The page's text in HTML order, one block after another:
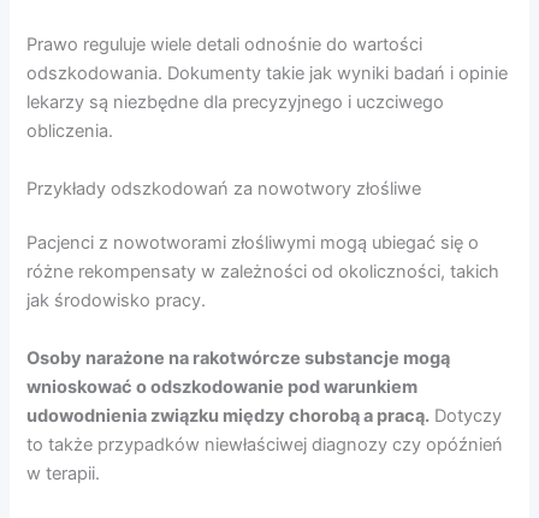
Prawo reguluje wiele detali odnośnie do wartości
odszkodowania. Dokumenty takie jak wyniki badań i opinie
lekarzy są niezbędne dla precyzyjnego i uczciwego
obliczenia.
Przykłady odszkodowań za nowotwory złośliwe
Pacjenci z nowotworami złośliwymi mogą ubiegać się o
różne rekompensaty w zależności od okoliczności, takich
jak środowisko pracy.
Osoby narażone na rakotwórcze substancje mogą
wnioskować o odszkodowanie pod warunkiem
udowodnienia związku między chorobą a pracą. Dotyczy
to także przypadków niewłaściwej diagnozy czy opóźnień
w terapii.